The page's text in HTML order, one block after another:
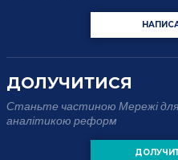
ДОЛУЧИТИСЯ
Станьте частиною Мережі для
аналітикою реформ